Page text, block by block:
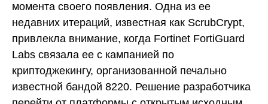
момента своего появления. Одна из ее
недавних итераций, известная как ScrubCrypt,
привлекла внимание, когда Fortinet FortiGuard
Labs связала ее с кампанией по
криптоджекингу, организованной печально
известной бандой 8220. Решение разработчика